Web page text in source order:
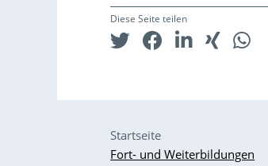
Diese Seite teilen
Startseite
Fort- und Weiterbildungen